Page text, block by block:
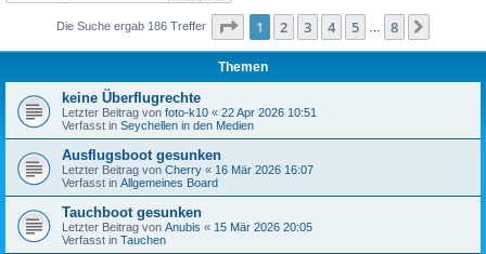
Die Suche ergab 186 Treffer Seite 1von
1 2 3 4 5 8
Themen
keine Überflugrechte
Letzter Beitrag von foto-k10 « 22 Apr 2026 10:51
Verfasst in Seychellen in den Medien
Ausflugsboot gesunken
Letzter Beitrag von Cherry « 16 Mär 2026 16:07
Verfasst in Allgemeines Board
Tauchboot gesunken
Letzter Beitrag von Anubis « 15 Mär 2026 20:05
Verfasst in Tauchen